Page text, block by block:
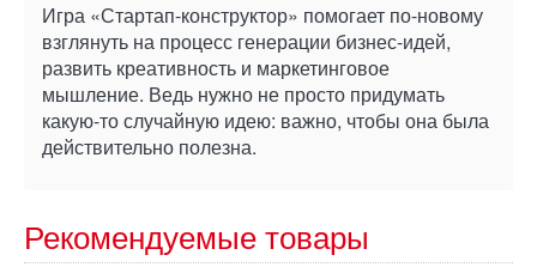
Игра «Стартап-конструктор» помогает по-новому
взглянуть на процесс генерации бизнес-идей,
развить креативность и маркетинговое
мышление. Ведь нужно не просто придумать
какую-то случайную идею: важно, чтобы она была
действительно полезна.
Рекомендуемые товары